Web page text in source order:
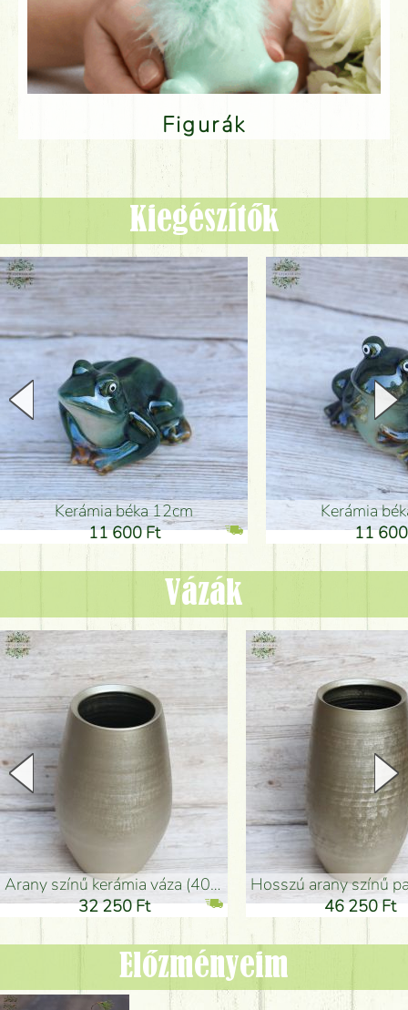
Figurák
Kiegészítők
Kerámia béka 12cm
11 600 Ft
Kerámia
11
Vázák
arany színű kerámia váza (40x26cm)
32 250 Ft
hosszú arany színű
46 250 Ft
Előzményeim